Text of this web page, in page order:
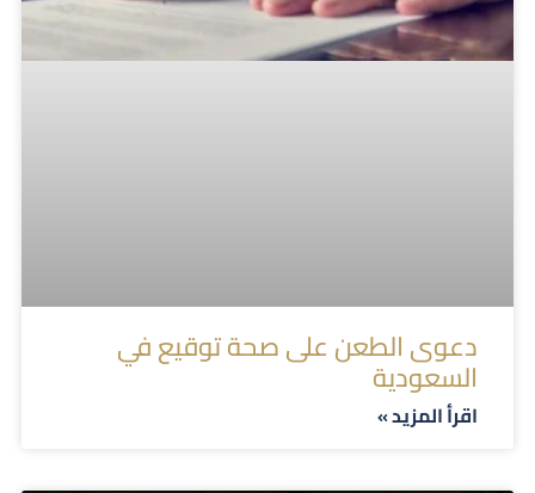
دعوى الطعن على صحة توقيع في
السعودية
اقرأ المزيد »